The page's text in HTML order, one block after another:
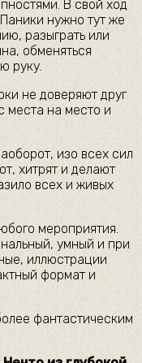
В свой ход
нужно тут же
разыграть или
обменяться
руку.
не доверяют друг
места на место и
изо всех сил
хитрят и делают
всех и живых
мероприятия.
умный и при
иллюстрации
формат и
фантастическим